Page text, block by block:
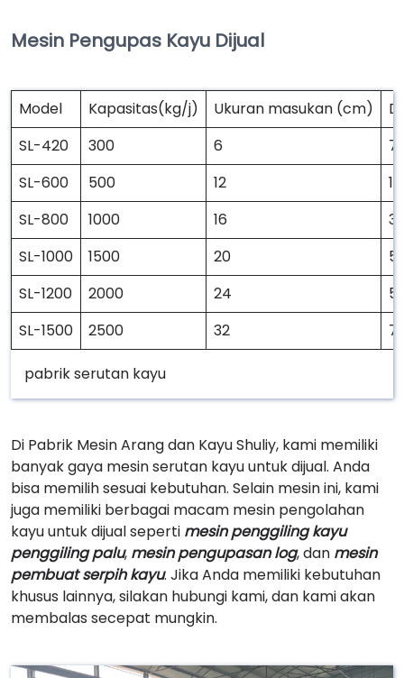
Mesin Pengupas Kayu Dijual
Model Kapasitas(kg/j) Ukuran masukan (cm)
SL-420
300 6
SL-600
500 12
15
SL-800
1000 16
SL-1000
1500 20
SL-1200
2000 24
SL-1500
2500 32
pabrik serutan kayu
Di Pabrik Mesin Arang dan Kayu Shuliy, kami memiliki
banyak gaya mesin serutan kayu untuk dijual. Anda
bisa memilih sesuai kebutuhan. Selain mesin ini, kami
juga memiliki berbagai macam mesin pengolahan
kayu untuk dijual seperti mesin penggiling kayu
penggiling palu, mesin pengupasan log, dan mesin
pembuat serpih kayu. Jika Anda memiliki kebutuhan
khusus lainnya, silakan hubungi kami, dan kami akan
membalas secepat mungkin.